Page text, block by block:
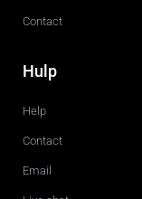
Contact
Hulp
Help
Contact
Email